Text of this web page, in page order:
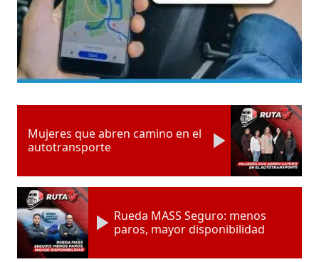
Mujeres que abren camino en el
autotransporte
Rueda MASS Seguro: menos
paros, mayor disponibilidad